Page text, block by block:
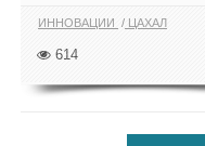
ИННОВАЦИИ ЦАХАЛ
614